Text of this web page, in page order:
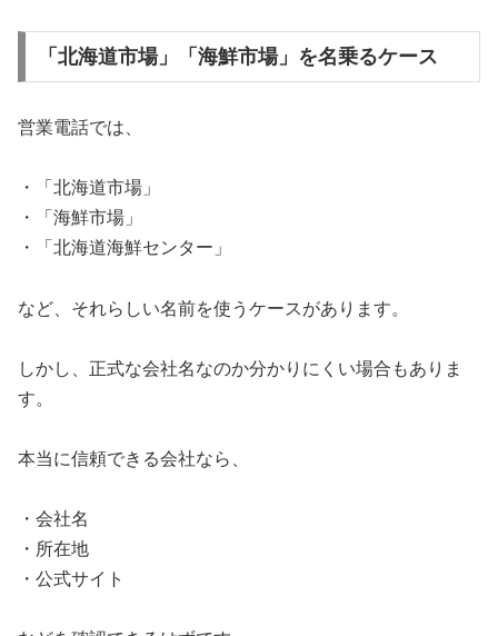
「北海道市場」「海鮮市場」を名乗るケース
営業電話では、
・「北海道市場」
・「海鮮市場」
・「北海道海鮮センター」
など、それらしい名前を使うケースがあります。
しかし、正式な会社名なのか分かりにくい場合もありま
す。
本当に信頼できる会社なら、
・会社名
・所在地
・公式サイト